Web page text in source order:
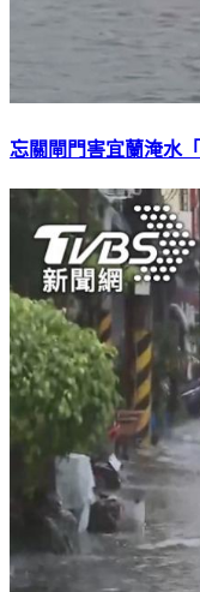
忘關閘門害宜蘭淹水